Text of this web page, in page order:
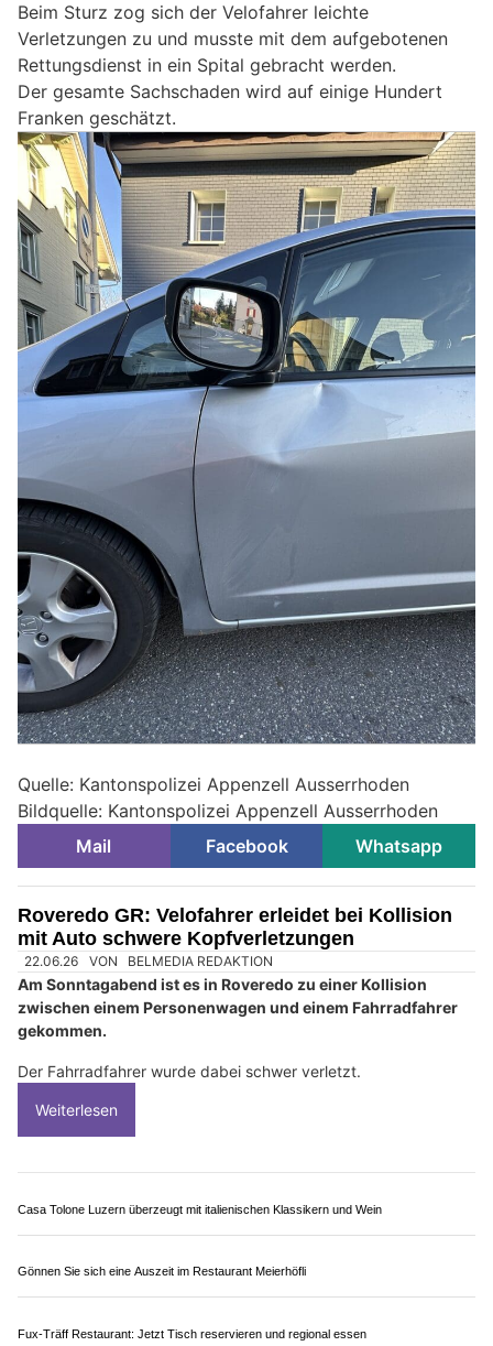
Beim Sturz zog sich der Velofahrer leichte
Verletzungen zu und musste mit dem aufgebotenen
Rettungsdienst in ein Spital gebracht werden.
Der gesamte Sachschaden wird auf einige Hundert
Franken geschätzt.
Quelle: Kantonspolizei Appenzell Ausserrhoden
Bildquelle: Kantonspolizei Appenzell Ausserrhoden
Mail
Facebook Whatsapp
Roveredo GR: Velofahrer erleidet bei Kollision
mit Auto schwere Kopfverletzungen
Am Sonntagabend ist es in Roveredo zu einer Kollision